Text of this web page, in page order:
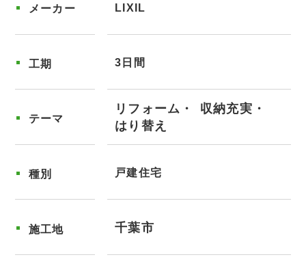
メーカー LIXIL
工期 3日間
テーマ
リフォーム
収納充実
はり替え
種別 戸建住宅
施工地 千葉市